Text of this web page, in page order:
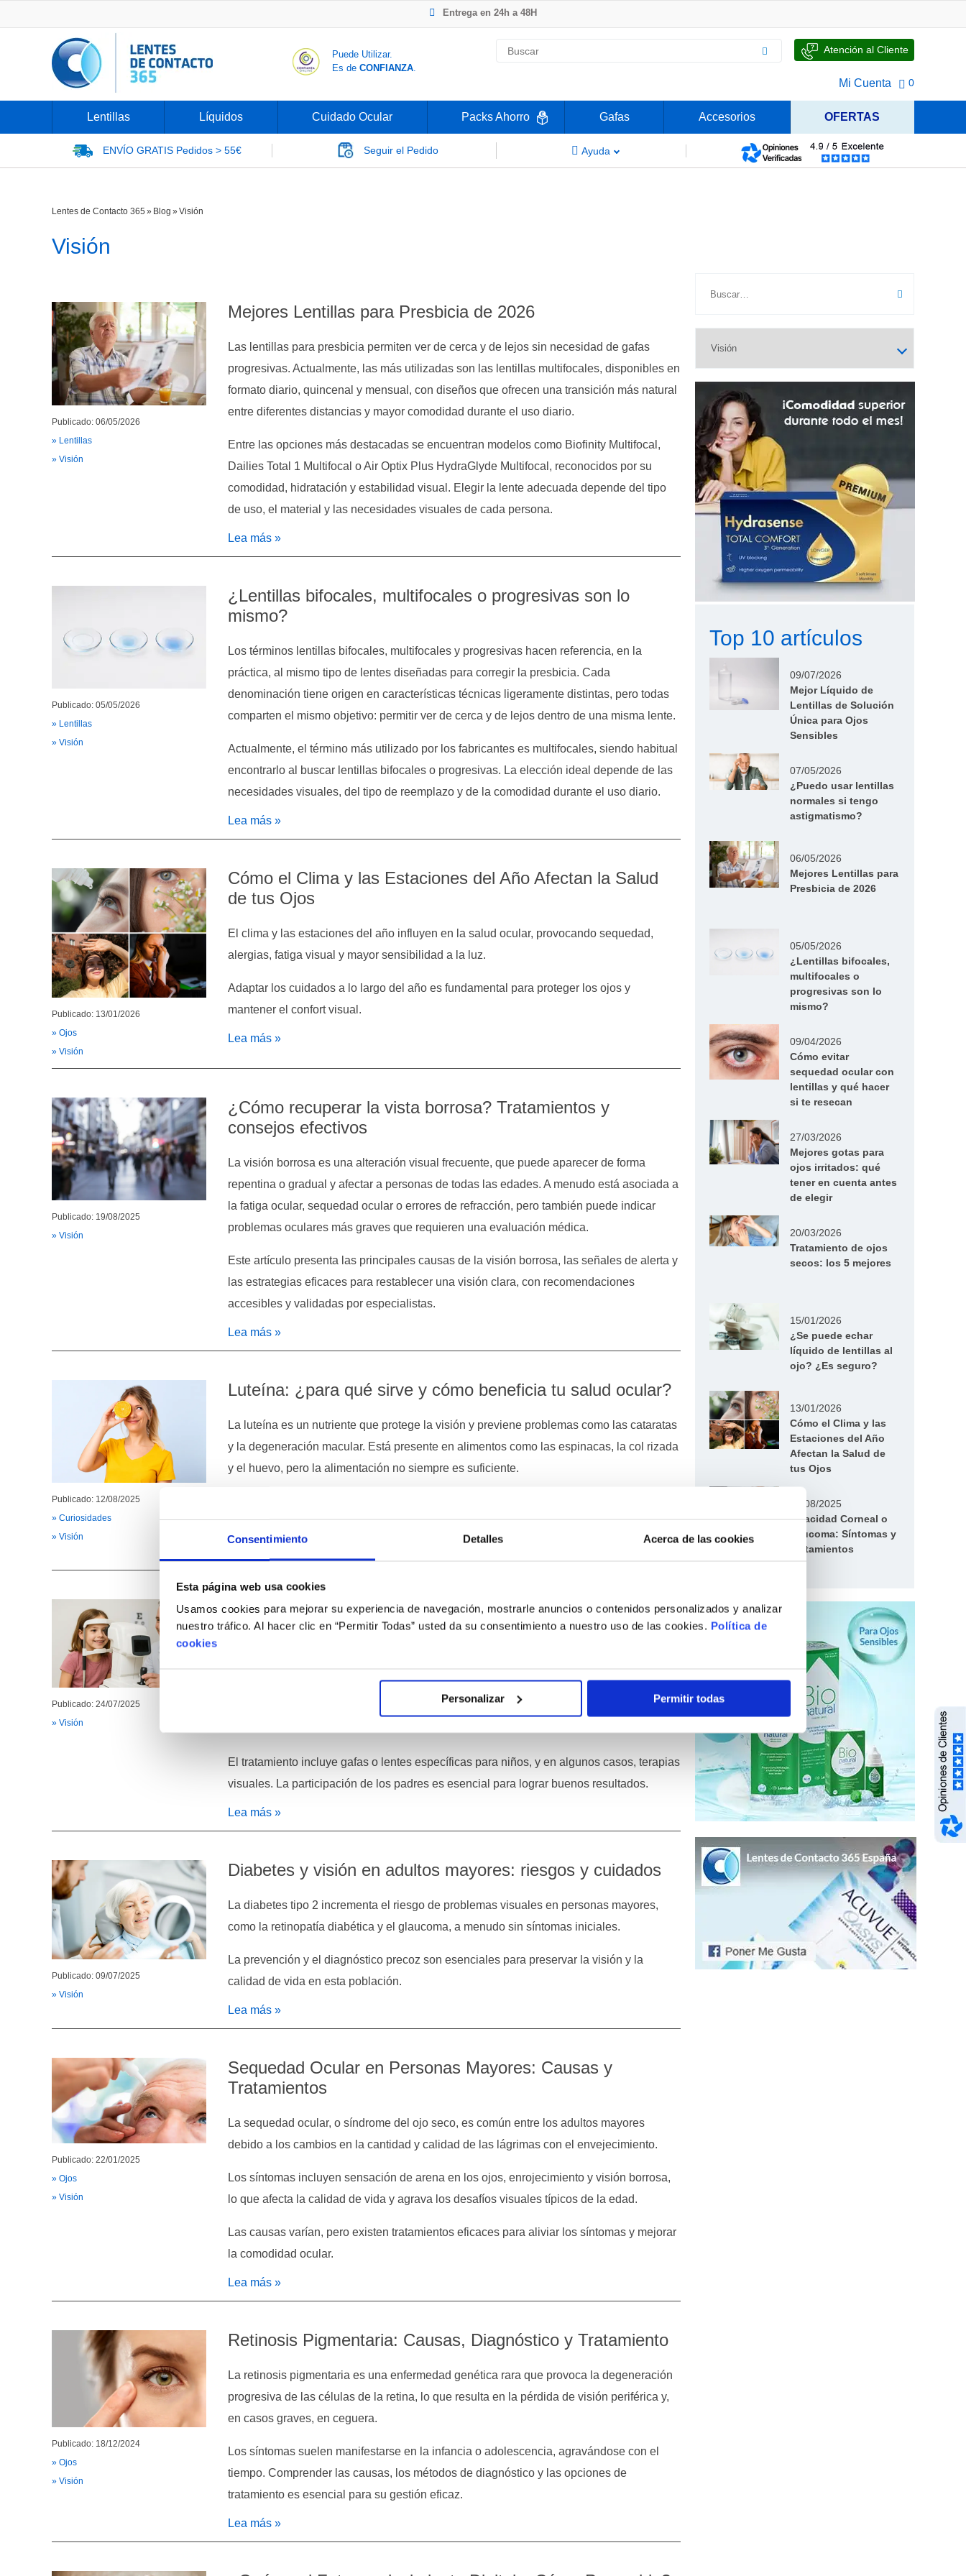
Consentimiento Detalles Acerca de las cookies
Esta página web usa cookies
Usamos cookies para mejorar su experiencia de navegación, mostrarle anuncios o contenidos personalizados y analizar
nuestro tráfico. Al hacer clic en “Permitir Todas” usted da su consentimiento a nuestro uso de las cookies. Política de
cookies
Personalizar Permitir todas
Entrega en 24h a 48H
Nº1 en Opinión de los Clientes
Puede Utilizar.
Es de CONFIANZA.
Atención al Cliente
Mi Cuenta 0
Lentillas Líquidos Cuidado Ocular Packs Ahorro Gafas Accesorios OFERTAS
ENVÍO GRATIS Pedidos > 55€ Seguir el Pedido Ayuda
Lentes de Contacto 365 » Blog »Visión
Visión
Publicado: 06/05/2026
» Lentillas
» Visión
Mejores Lentillas para Presbicia de 2026
Las lentillas para presbicia permiten ver de cerca y de lejos sin necesidad de gafas
progresivas. Actualmente, las más utilizadas son las lentillas multifocales, disponibles en
formato diario, quincenal y mensual, con diseños que ofrecen una transición más natural
entre diferentes distancias y mayor comodidad durante el uso diario.
Entre las opciones más destacadas se encuentran modelos como Biofinity Multifocal,
Dailies Total 1 Multifocal o Air Optix Plus HydraGlyde Multifocal, reconocidos por su
comodidad, hidratación y estabilidad visual. Elegir la lente adecuada depende del tipo
de uso, el material y las necesidades visuales de cada persona.
Lea más »
Publicado: 05/05/2026
» Lentillas
» Visión
¿Lentillas bifocales, multifocales o progresivas son lo
mismo?
Los términos lentillas bifocales, multifocales y progresivas hacen referencia, en la
práctica, al mismo tipo de lentes diseñadas para corregir la presbicia. Cada
denominación tiene origen en características técnicas ligeramente distintas, pero todas
comparten el mismo objetivo: permitir ver de cerca y de lejos dentro de una misma lente.
Actualmente, el término más utilizado por los fabricantes es multifocales, siendo habitual
encontrarlo al buscar lentillas bifocales o progresivas. La elección ideal depende de las
necesidades visuales, del tipo de reemplazo y de la comodidad durante el uso diario.
Lea más »
Publicado: 13/01/2026
» Ojos
» Visión
Cómo el Clima y las Estaciones del Año Afectan la Salud
de tus Ojos
El clima y las estaciones del año influyen en la salud ocular, provocando sequedad,
alergias, fatiga visual y mayor sensibilidad a la luz.
Adaptar los cuidados a lo largo del año es fundamental para proteger los ojos y
mantener el confort visual.
Lea más »
Publicado: 19/08/2025
» Visión
¿Cómo recuperar la vista borrosa? Tratamientos y
consejos efectivos
La visión borrosa es una alteración visual frecuente, que puede aparecer de forma
repentina o gradual y afectar a personas de todas las edades. A menudo está asociada a
la fatiga ocular, sequedad ocular o errores de refracción, pero también puede indicar
problemas oculares más graves que requieren una evaluación médica.
Este artículo presenta las principales causas de la visión borrosa, las señales de alerta y
las estrategias eficaces para restablecer una visión clara, con recomendaciones
accesibles y validadas por especialistas.
Lea más »
Publicado: 12/08/2025
» Curiosidades
» Visión
Luteína: ¿para qué sirve y cómo beneficia tu salud ocular?
La luteína es un nutriente que protege la visión y previene problemas como las cataratas
y la degeneración macular. Está presente en alimentos como las espinacas, la col rizada
y el huevo, pero la alimentación no siempre es suficiente.
especialmente con la edad o el uso frecuente de pantallas.
Publicado: 24/07/2025
» Visión
Hipermetropía en niños: síntomas, causas y tratamientos
efectivos
fatiga visual e incluso estrabismo. A menudo pasa desapercibida porque los ojos
compensan el problema. El diagnóstico precoz es clave, ya que los síntomas pueden
El tratamiento incluye gafas o lentes específicas para niños, y en algunos casos, terapias
visuales. La participación de los padres es esencial para lograr buenos resultados.
Lea más »
Publicado: 09/07/2025
» Visión
Diabetes y visión en adultos mayores: riesgos y cuidados
La diabetes tipo 2 incrementa el riesgo de problemas visuales en personas mayores,
como la retinopatía diabética y el glaucoma, a menudo sin síntomas iniciales.
La prevención y el diagnóstico precoz son esenciales para preservar la visión y la
calidad de vida en esta población.
Lea más »
Publicado: 22/01/2025
» Ojos
» Visión
Sequedad Ocular en Personas Mayores: Causas y
Tratamientos
La sequedad ocular, o síndrome del ojo seco, es común entre los adultos mayores
debido a los cambios en la cantidad y calidad de las lágrimas con el envejecimiento.
Los síntomas incluyen sensación de arena en los ojos, enrojecimiento y visión borrosa,
lo que afecta la calidad de vida y agrava los desafíos visuales típicos de la edad.
Las causas varían, pero existen tratamientos eficaces para aliviar los síntomas y mejorar
la comodidad ocular.
Lea más »
Publicado: 18/12/2024
» Ojos
» Visión
Retinosis Pigmentaria: Causas, Diagnóstico y Tratamiento
La retinosis pigmentaria es una enfermedad genética rara que provoca la degeneración
progresiva de las células de la retina, lo que resulta en la pérdida de visión periférica y,
en casos graves, en ceguera.
Los síntomas suelen manifestarse en la infancia o adolescencia, agravándose con el
tiempo. Comprender las causas, los métodos de diagnóstico y las opciones de
tratamiento es esencial para su gestión eficaz.
Lea más »
Top 10 artículos
09/07/2026
Mejor Líquido de
Lentillas de Solución
Única para Ojos
Sensibles
07/05/2026
¿Puedo usar lentillas
normales si tengo
astigmatismo?
06/05/2026
Mejores Lentillas para
Presbicia de 2026
05/05/2026
¿Lentillas bifocales,
multifocales o
progresivas son lo
mismo?
09/04/2026
Cómo evitar
sequedad ocular con
lentillas y qué hacer
si te resecan
27/03/2026
Mejores gotas para
ojos irritados: qué
tener en cuenta antes
de elegir
20/03/2026
Tratamiento de ojos
secos: los 5 mejores
15/01/2026
¿Se puede echar
líquido de lentillas al
ojo? ¿Es seguro?
13/01/2026
Cómo el Clima y las
Estaciones del Año
Afectan la Salud de
tus Ojos
20/08/2025
Opacidad Corneal o
Leucoma: Síntomas y
Tratamientos